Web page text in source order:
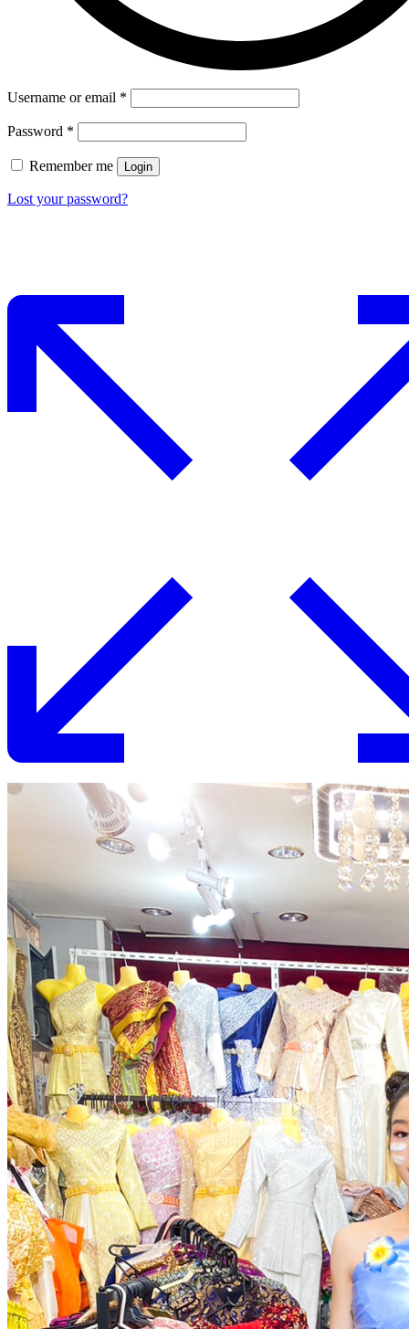
Username or email *
Password *
Remember me Login
Lost your password?